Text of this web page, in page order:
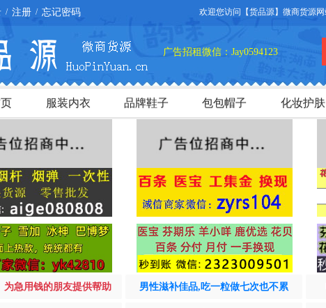
/ 注册 / 忘记密码
广告招租微信：Jay0594123
服装内衣 品牌鞋子 包包帽子 化妆护肤
为急用钱的朋友提供帮助 男性滋补佳品,吃一粒做七次也不累